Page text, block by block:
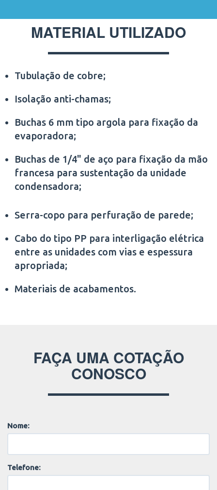
MATERIAL UTILIZADO
Tubulação de cobre;
Isolação anti-chamas;
Buchas 6 mm tipo argola para fixação da
evaporadora;
Buchas de 1/4" de aço para fixação da mão
francesa para sustentação da unidade
condensadora;
Serra-copo para perfuração de parede;
Cabo do tipo PP para interligação elétrica
entre as unidades com vias e espessura
apropriada;
Materiais de acabamentos.
FAÇA UMA COTAÇÃO
CONOSCO
Nome:
Telefone: